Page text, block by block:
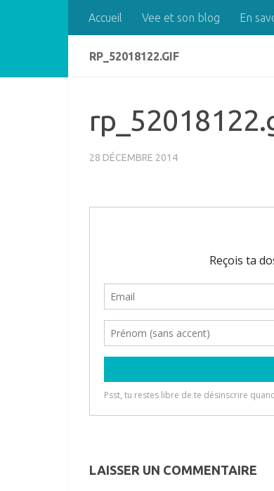
Skip to contentAccueil Vee et son blog En
RP_52018122.GIF
28 DÉCEMBRE 2014
LAISSER UN COMMENTAIRE